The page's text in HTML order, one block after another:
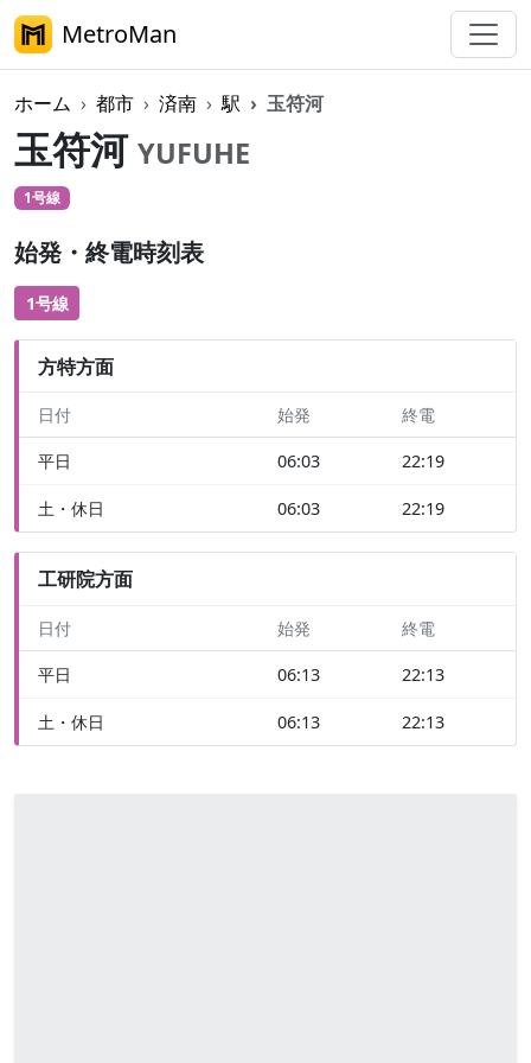
MetroMan
ホーム 都市 済南 駅 玉符河
玉符河 YUFUHE
1号線
始発・終電時刻表
1号線
方特方面
日付 始発 終電
平日 06:03 22:19
土・休日 06:03 22:19
工研院方面
日付 始発 終電
平日 06:13 22:13
土・休日 06:13 22:13